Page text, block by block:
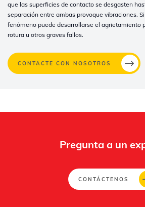
que las superficies de contacto se desgasten
separación entre ambas provoque vibraciones.
fenómeno puede desarrollarse el agrietamiento
rotura u otros graves fallos.
CONTACTE CON NOSOTROS
Off
Pregunta a un
CONTÁCTENOS